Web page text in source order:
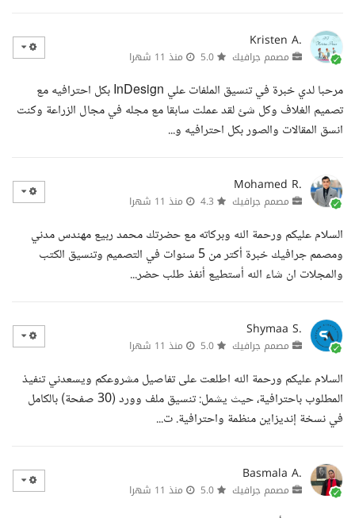
Kristen A.
مصمم جرافيك منذ 11 شهرا
مرحبا لدي خبرة في تنسيق الملفات علي InDesign بكل احترافيه مع
تصميم الغلاف وكل شئ لقد عملت سابقا مع مجله في مجال الزراعة وكنت
انسق المقالات والصور بكل احترافيه و...
Mohamed R.
مصمم جرافيك منذ 11 شهرا
السلام عليكم ورحمة الله وبركاته مع حضرتك محمد ربيع مهندس مدني
ومصمم جرافيك خبرة أكتر من 5 سنوات في التصميم وتنسيق الكتب
والمجلات ان شاء الله أستطيع أنفذ طلب حضر...
Shymaa S.
مصمم جرافيك منذ 11 شهرا
السلام عليكم ورحمة الله اطلعت على تفاصيل مشروعكم ويسعدني تنفيذ
المطلوب باحترافية، حيث يشمل: تنسيق ملف وورد (30 صفحة) بالكامل
في نسخة إنديزاين منظمة واحترافية. ت...
Basmala A.
مصمم جرافيك منذ 11 شهرا